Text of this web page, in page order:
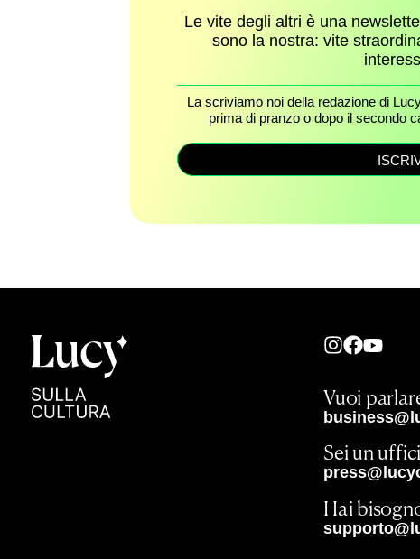
Le vite degli altri è una
sono la nostra: vite
La scriviamo noi della redazione di
prima di pranzo o dopo il secondo
Vuoi
Sei un
Hai